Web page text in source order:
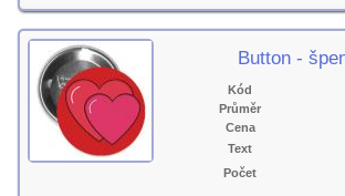
Button -
Kód
Průměr
Cena
Text
Počet